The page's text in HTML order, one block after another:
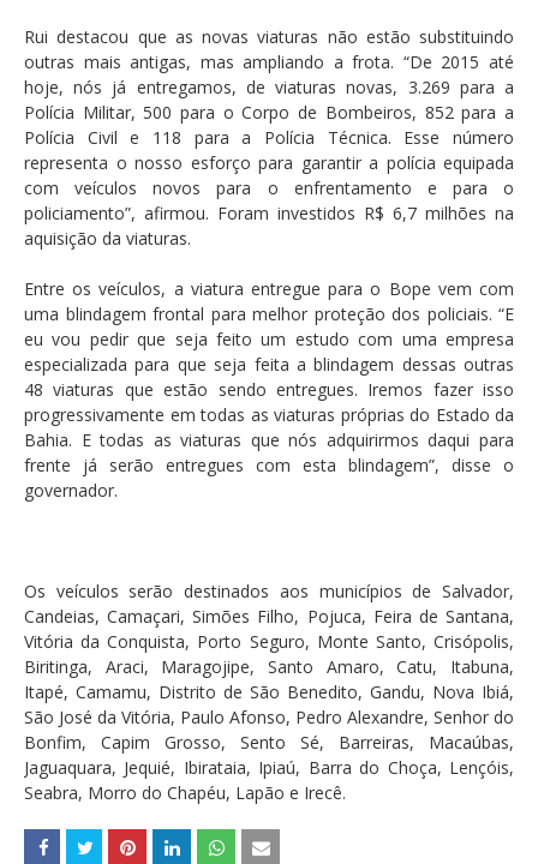
Rui destacou que as novas viaturas não estão substituindo
outras mais antigas, mas ampliando a frota. “De 2015 até
hoje, nós já entregamos, de viaturas novas, 3.269 para a
Polícia Militar, 500 para o Corpo de Bombeiros, 852 para a
Polícia Civil e 118 para a Polícia Técnica. Esse número
representa o nosso esforço para garantir a polícia equipada
com veículos novos para o enfrentamento e para o
policiamento”, afirmou. Foram investidos R$ 6,7 milhões na
aquisição da viaturas.
Entre os veículos, a viatura entregue para o Bope vem com
uma blindagem frontal para melhor proteção dos policiais. “E
eu vou pedir que seja feito um estudo com uma empresa
especializada para que seja feita a blindagem dessas outras
48 viaturas que estão sendo entregues. Iremos fazer isso
progressivamente em todas as viaturas próprias do Estado da
Bahia. E todas as viaturas que nós adquirirmos daqui para
frente já serão entregues com esta blindagem”, disse o
governador.
Os veículos serão destinados aos municípios de Salvador,
Candeias, Camaçari, Simões Filho, Pojuca, Feira de Santana,
Vitória da Conquista, Porto Seguro, Monte Santo, Crisópolis,
Biritinga, Araci, Maragojipe, Santo Amaro, Catu, Itabuna,
Itapé, Camamu, Distrito de São Benedito, Gandu, Nova Ibiá,
São José da Vitória, Paulo Afonso, Pedro Alexandre, Senhor do
Bonfim, Capim Grosso, Sento Sé, Barreiras, Macaúbas,
Jaguaquara, Jequié, Ibirataia, Ipiaú, Barra do Choça, Lençóis,
Seabra, Morro do Chapéu, Lapão e Irecê.